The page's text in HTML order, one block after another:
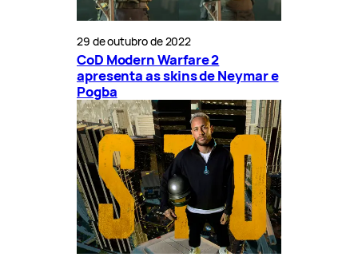
29 de outubro de 2022
CoD Modern Warfare 2
apresenta as skins de Neymar e
Pogba